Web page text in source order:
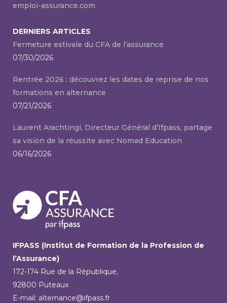
emploi-assurance.com
DERNIERS ARTICLES
Fermeture estivale du CFA de l’assurance
07/30/2026
Rentrée 2026 : découvrez les dates de reprise de nos
formations en alternance
07/21/2026
Laurent Arachtingi, Directeur Général d’Ifpass, partage
sa vision de la réussite avec Nomad Education
06/16/2026
IFPASS (Institut de Formation de la Profession de
l’Assurance)
172-174 Rue de la République,
92800 Puteaux
E-mail: alternance@ifpass.fr